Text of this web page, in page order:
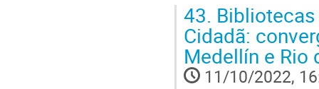
to
contribution
page
43.
Cidadã:
Medellín e Rio
11/10/2022,